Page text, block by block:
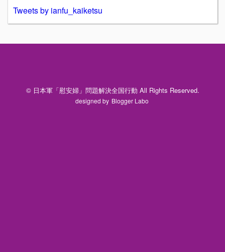
Tweets by ianfu_kaiketsu
© 日本軍「慰安婦」問題解決全国行動 All Rights Reserved.
designed by Blogger Labo